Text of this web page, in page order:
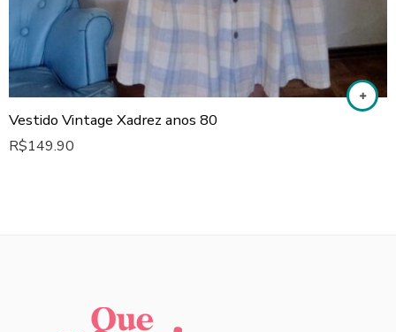
Vestido Vintage Xadrez anos 80
R$149.90